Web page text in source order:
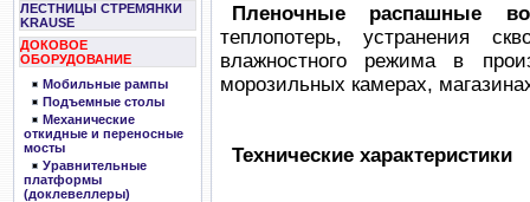
ЛЕСТНИЦЫ СТРЕМЯНКИ
KRAUSE
ДОКОВОЕ
ОБОРУДОВАНИЕ
Мобильные рампы
Подъемные столы
Механические
откидные и переносные
мосты
Уравнительные
платформы
(доклевеллеры)
Пленочные распашные
теплопотерь, устранения
влажностного режима в
морозильных камерах,
Технические характеристики